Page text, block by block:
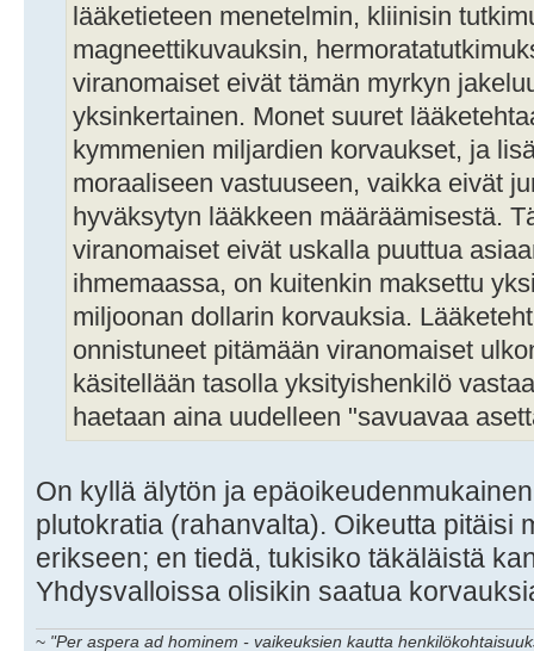
lääketieteen menetelmin, kliinisin
magneettikuvauksin,
viranomaiset eivät tämän myrkyn
yksinkertainen. Monet suuret
kymmenien miljardien korvaukset, ja
moraaliseen vastuuseen, vaikka eivät
hyväksytyn lääkkeen määräämisestä.
viranomaiset eivät uskalla puuttua
ihmemaassa, on kuitenkin maksettu
miljoonan dollarin korvauksia.
onnistuneet pitämään viranomaiset
käsitellään tasolla yksityishenkilö
haetaan aina uudelleen "savuavaa
On kyllä älytön ja
plutokratia (rahanvalta). Oikeutta pitäisi
erikseen; en tiedä, tukisiko täkäläistä
Yhdysvalloissa olisikin saatua
~ "Per aspera ad hominem - vaikeuksien kautta